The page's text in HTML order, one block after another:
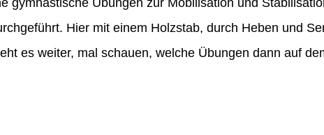
gymnastische Übungen zur Mobilisation und
Hier mit einem Holzstab, durch Heben und
es weiter, mal schauen, welche Übungen dann auf